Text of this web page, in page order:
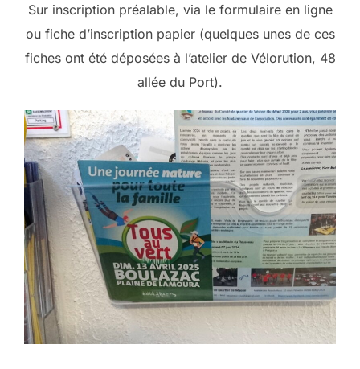
Sur inscription préalable, via le formulaire en ligne
ou fiche d’inscription papier (quelques unes de ces
fiches ont été déposées à l’atelier de Vélorution, 48
allée du Port).